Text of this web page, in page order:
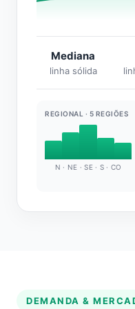
Mediana
linha sólida
REGIONAL · 5 REGIÕES
N · NE · SE · S · CO
DEMANDA &